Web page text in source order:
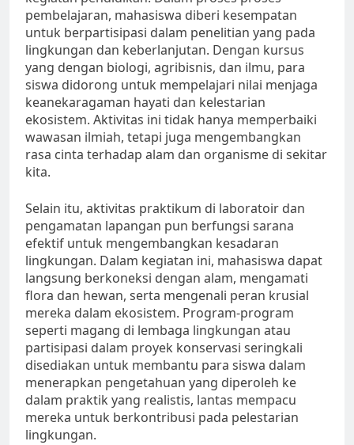
pembelajaran, mahasiswa diberi kesempatan
untuk berpartisipasi dalam penelitian yang pada
lingkungan dan keberlanjutan. Dengan kursus
yang dengan biologi, agribisnis, dan ilmu, para
siswa didorong untuk mempelajari nilai menjaga
keanekaragaman hayati dan kelestarian
ekosistem. Aktivitas ini tidak hanya memperbaiki
wawasan ilmiah, tetapi juga mengembangkan
rasa cinta terhadap alam dan organisme di sekitar
kita.
Selain itu, aktivitas praktikum di laboratoir dan
pengamatan lapangan pun berfungsi sarana
efektif untuk mengembangkan kesadaran
lingkungan. Dalam kegiatan ini, mahasiswa dapat
langsung berkoneksi dengan alam, mengamati
flora dan hewan, serta mengenali peran krusial
mereka dalam ekosistem. Program-program
seperti magang di lembaga lingkungan atau
partisipasi dalam proyek konservasi seringkali
disediakan untuk membantu para siswa dalam
menerapkan pengetahuan yang diperoleh ke
dalam praktik yang realistis, lantas mempacu
mereka untuk berkontribusi pada pelestarian
lingkungan.